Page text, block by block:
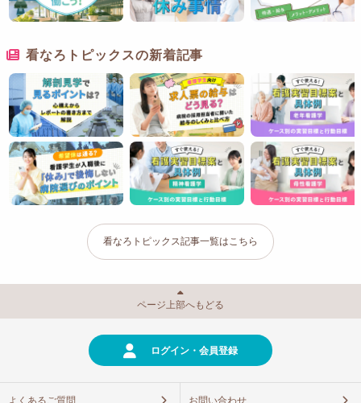
看なろトピックスの新着記事
看なろトピックス記事一覧はこちら
ページ上部へもどる
ログイン・会員登録